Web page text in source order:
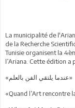
La municipalité de
de la Recherche
Tunisie organisent la
l’Ariana. Cette édition a
«عندما يلتقي الفن بالعلم»
«Quand l’Art rencontre